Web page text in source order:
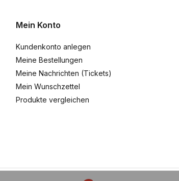
Mein Konto
Kundenkonto anlegen
Meine Bestellungen
Meine Nachrichten (Tickets)
Mein Wunschzettel
Produkte vergleichen